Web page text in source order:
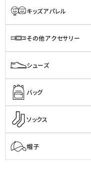
キッズアパレル
その他アクセサリー
シューズ
バッグ
ソックス
帽子